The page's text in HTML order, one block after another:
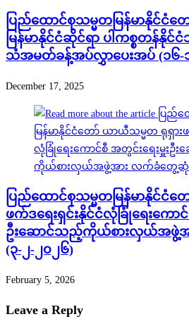
ပြည်ထောင်စုသမ္မတမြန်မာနိုင်ငံ
မြန်မာနိုင်ငံဆိုင်ရာ ပါကစ္စတန်နို
သံအမတ်ခန့်အပ်လွှာပေးအပ် (၁၆-
December 17, 2025
ပြည်ထောင်စုသမ္မတမြန်မာနိုင်ငံ
ဖက်ဒရေးရှင်းနိုင်ငံလုံခြုံရေးကော
ဦးဆောင်သည့်ကိုယ်စားလှယ်အဖွဲ့
(၃-၂-၂၀၂၆)
February 5, 2026
Leave a Reply